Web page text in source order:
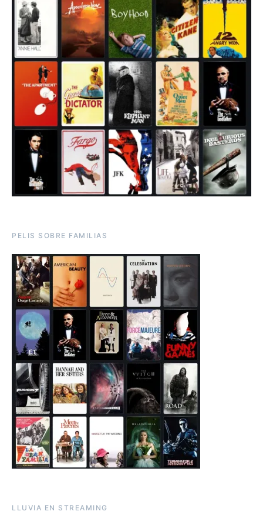
PELIS SOBRE FAMILIAS
LLUVIA EN STREAMING